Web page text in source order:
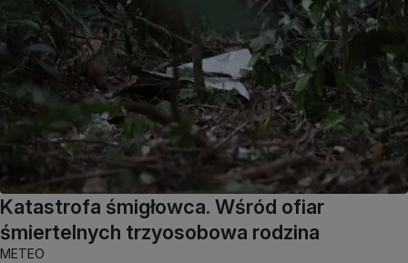
Katastrofa śmigłowca. Wśród ofiar
śmiertelnych trzyosobowa rodzina
METEO